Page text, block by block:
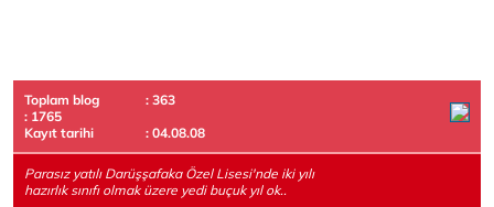
Toplam blog
: 363
: 1765
Kayıt tarihi
: 04.08.08
Parasız yatılı Darüşşafaka Özel Lisesi'nde iki yılı
hazırlık sınıfı olmak üzere yedi buçuk yıl ok..